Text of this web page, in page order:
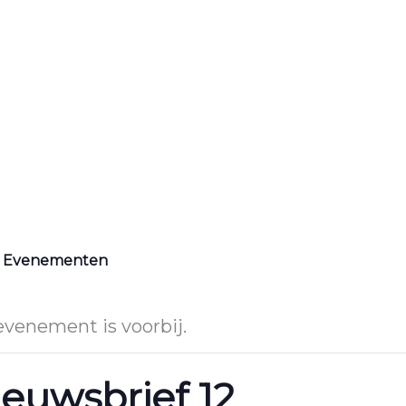
Evenementen
is voorbij.